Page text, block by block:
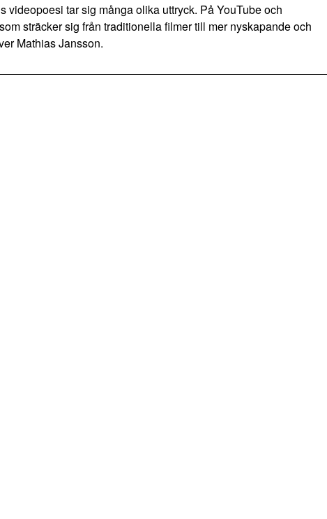
videopoesi tar sig många olika uttryck. På YouTube och
sträcker sig från traditionella filmer till mer nyskapande och
Mathias Jansson.